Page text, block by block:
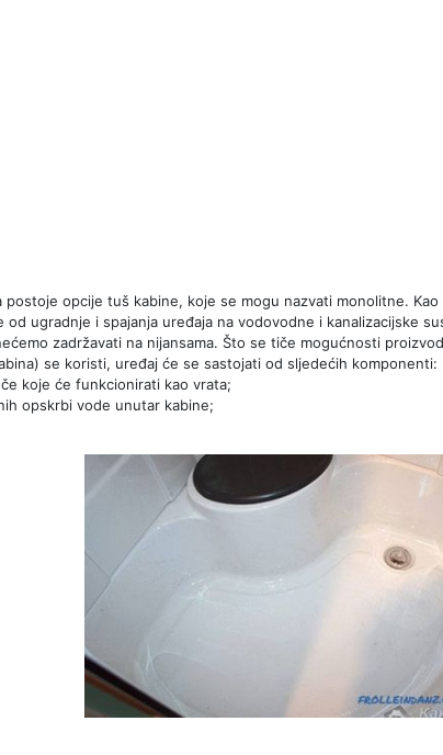
postoje opcije tuš kabine, koje se mogu nazvati monolitne.
od ugradnje i spajanja uređaja na vodovodne i kanalizacijske
zadržavati na nijansama. Što se tiče mogućnosti
se koristi, uređaj će se sastojati od sljedećih komponenti:
koje će funkcionirati kao vrata;
opskrbi vode unutar kabine;